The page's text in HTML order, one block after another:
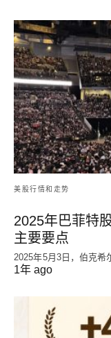
美股行情和走势
2025年巴菲特
主要要点
2025年5月3日，伯克希
1年 ago